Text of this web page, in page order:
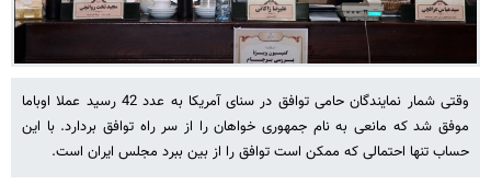
وقتی شمار نمایندگان حامی توافق در سنای آمریکا به عدد 42 رسید عملا اوباما
موفق شد که مانعی به نام جمهوری خواهان را از سر راه توافق بردارد. با این
حساب تنها احتمالی که ممکن است توافق را از بین ببرد مجلس ایران است.